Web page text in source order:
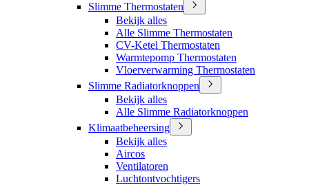
Slimme Thermostaten
Bekijk alles
Alle Slimme Thermostaten
CV-Ketel Thermostaten
Warmtepomp Thermostaten
Vloerverwarming Thermostaten
Slimme Radiatorknoppen
Bekijk alles
Alle Slimme Radiatorknoppen
Klimaatbeheersing
Bekijk alles
Aircos
Ventilatoren
Luchtontvochtigers